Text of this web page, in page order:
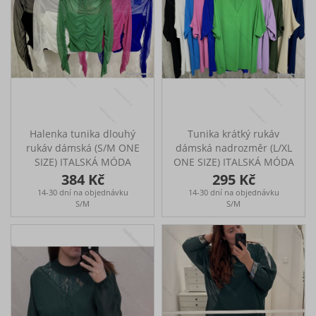
Halenka tunika dlouhý
rukáv dámská (S/M ONE
SIZE) ITALSKÁ MÓDA
IMPLP2326697065
384 Kč
14-30 dní na objednávku
S/M
Tunika krátký rukáv
dámská nadrozměr (L/XL
ONE SIZE) ITALSKÁ MÓDA
IMPLP2328080050
295 Kč
14-30 dní na objednávku
S/M